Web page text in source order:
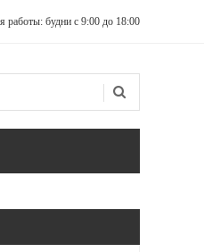
работы: будни с 9:00 до 18:00